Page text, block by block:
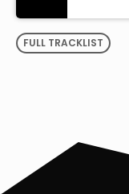
FULL TRACKLIST